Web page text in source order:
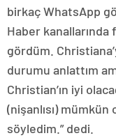
birkaç WhatsApp
Haber
gördüm.
durumu anlattım
Christian’ın iyi
(nişanlısı)
söyledim.” dedi.